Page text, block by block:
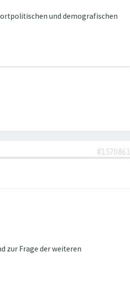
und demografischen
#1570861
zur Frage der weiteren